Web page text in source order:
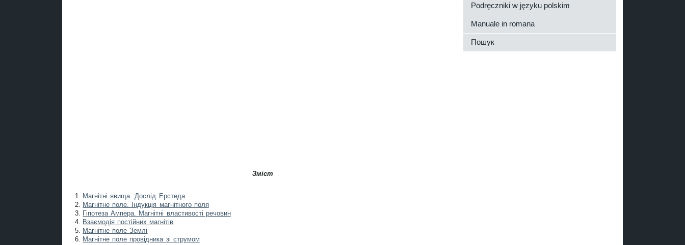
Зміст
Магнітні явища. Дослід Ерстеда
Магнітне поле. Індукція магнітного поля
Гіпотеза Ампера. Магнітні властивості речовин
Взаємодія постійних магнітів
Магнітне поле Землі
Магнітне поле провідника зі струмом
Podręczniki w języku polskim
Manuale in romana
Пошук